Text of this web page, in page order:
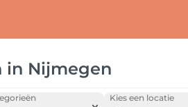
in Nijmegen
Kies een locatie